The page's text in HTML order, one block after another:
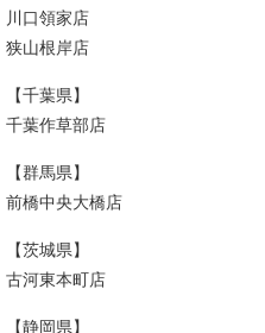
川口領家店
狭山根岸店
【千葉県】
千葉作草部店
【群馬県】
前橋中央大橋店
【茨城県】
古河東本町店
【静岡県】